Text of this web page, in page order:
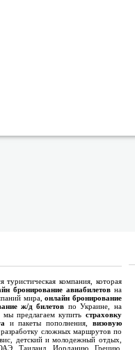
компания, которая
бронирование авиабилетовна
мира,онлайн бронирование
ж/д билетов по Украине, на
предлагаем купить страховку
и пакеты пополнения, визовую
сложных маршрутов по
детский и молодежный отдых,
Таиланд, Иорданию, Грецию,